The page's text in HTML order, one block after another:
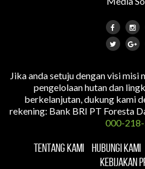
Jika anda setuju dengan visi misi
pengelolaan hutan dan
berkelanjutan, dukung kami
rekening: Bank BRI PT Foresta
000-
TENTANG KAMI HUBUNGI KAMI
KEBIJAKAN